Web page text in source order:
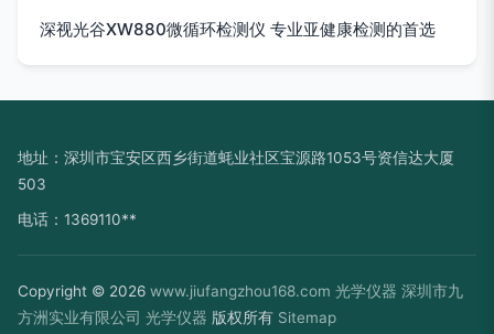
深视光谷XW880微循环检测仪 专业亚健康检测的首选
地址：深圳市宝安区西乡街道蚝业社区宝源路1053号资信达大厦
503
电话：1369110**
Copyright © 2026 www.jiufangzhou168.com 光学仪器 深圳市九
方洲实业有限公司 光学仪器 版权所有 Sitemap